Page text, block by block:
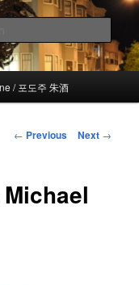
/ 포도주 朱酒
Post
← Previous Next →